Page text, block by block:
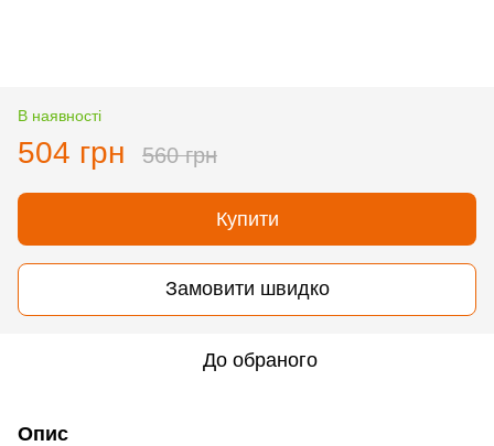
В наявності
504 грн 560 грн
Купити
Замовити швидко
До обраного
Опис